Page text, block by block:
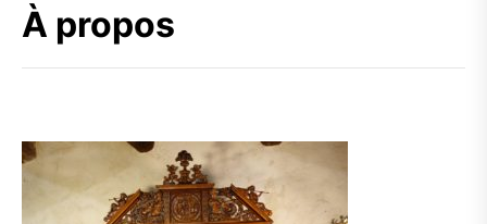
À propos